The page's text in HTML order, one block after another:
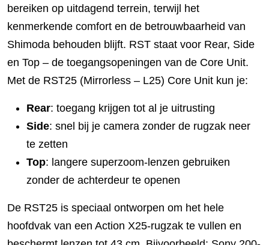
bereiken op uitdagend terrein, terwijl het
kenmerkende comfort en de betrouwbaarheid van
Shimoda behouden blijft. RST staat voor Rear, Side
en Top – de toegangsopeningen van de Core Unit.
Met de RST25 (Mirrorless – L25) Core Unit kun je:
Rear: toegang krijgen tot al je uitrusting
Side: snel bij je camera zonder de rugzak neer
te zetten
Top: langere superzoom-lenzen gebruiken
zonder de achterdeur te openen
De RST25 is speciaal ontworpen om het hele
hoofdvak van een Action X25-rugzak te vullen en